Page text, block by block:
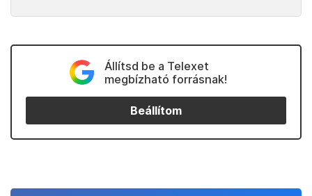
Állítsd be a Telexet
megbízható forrásnak!
Beállítom